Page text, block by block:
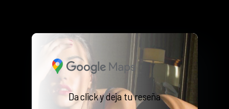
Da click y deja tu reseña